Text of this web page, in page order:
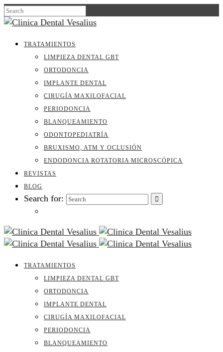
TRATAMIENTOS
LIMPIEZA DENTAL GBT
ORTODONCIA
IMPLANTE DENTAL
CIRUGÍA MAXILOFACIAL
PERIODONCIA
BLANQUEAMIENTO
ODONTOPEDIATRÍA
BRUXISMO, ATM Y OCLUSIÓN
ENDODONCIA ROTATORIA MICROSCÓPICA
REVISTAS
BLOG
Search for:
TRATAMIENTOS
LIMPIEZA DENTAL GBT
ORTODONCIA
IMPLANTE DENTAL
CIRUGÍA MAXILOFACIAL
PERIODONCIA
BLANQUEAMIENTO